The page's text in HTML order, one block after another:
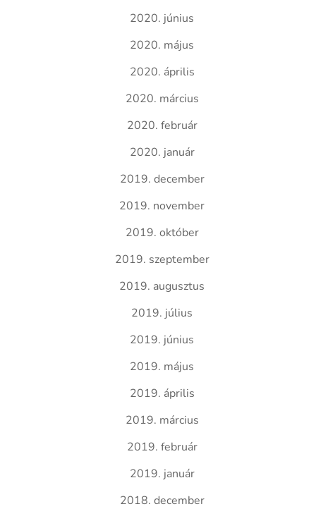
2020. június
2020. május
2020. április
2020. március
2020. február
2020. január
2019. december
2019. november
2019. október
2019. szeptember
2019. augusztus
2019. július
2019. június
2019. május
2019. április
2019. március
2019. február
2019. január
2018. december